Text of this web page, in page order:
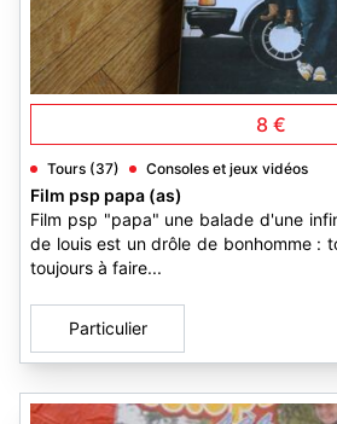
8 €
Tours (37) Consoles et jeux vidéos
Film psp papa (as)
Film psp "papa" une balade d'une
de louis est un drôle de bonhomme :
toujours à faire...
Particulier